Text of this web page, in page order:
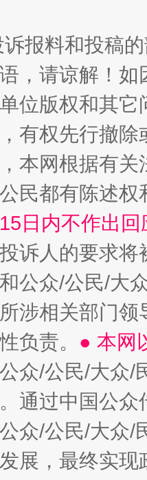
报料和投稿
，请谅解！
位版权和其它
有权先行撤
本网根据有
民都有陈述
日内不作出
诉人的要求将
公众/公民/大
涉相关部门
负责。 ● 本网
众/公民/大众
通过中国公
众/公民/大众
展，最终实